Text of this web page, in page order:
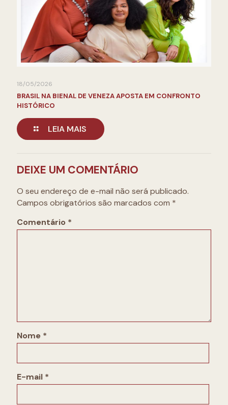
18/05/2026
BRASIL NA BIENAL DE VENEZA APOSTA EM CONFRONTO
HISTÓRICO
LEIA MAIS
DEIXE UM COMENTÁRIO
O seu endereço de e-mail não será publicado.
Campos obrigatórios são marcados com *
Comentário *
Nome *
E-mail *